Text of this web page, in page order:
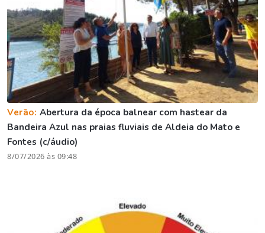
Verão:Abertura da época balnear com hastear da
Bandeira Azul nas praias fluviais de Aldeia do Mato e
Fontes (c/áudio)
8/07/2026 às 09:48